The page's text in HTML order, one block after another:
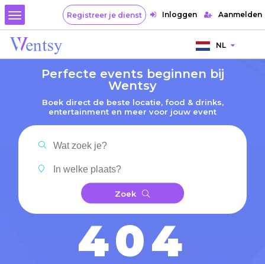
Aanmelden
Inloggen
Registreer je dienst
NL
Perfecte events beginnen bij
Wentsy
Boek direct de beste locatie, food & drinks,
entertainment en meer voor jouw event
Zoek
404